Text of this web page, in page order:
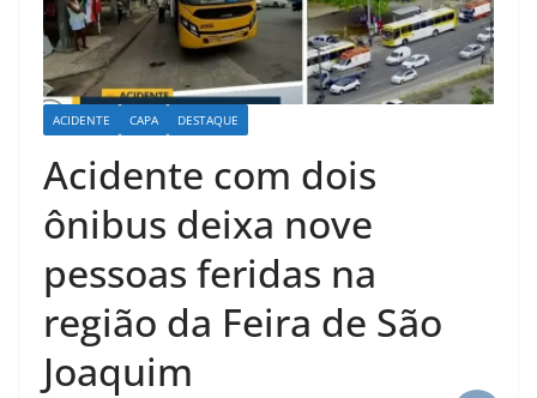
ACIDENTE CAPA DESTAQUE
Acidente com dois
ônibus deixa nove
pessoas feridas na
região da Feira de São
Joaquim